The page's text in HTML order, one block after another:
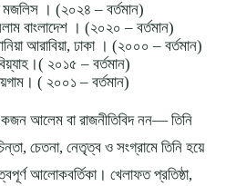
মজলিস । (২০২৪ – বর্তমান)
বাংলাদেশ । (২০২০ – বর্তমান)
আরাবিয়া, ঢাকা । (২০০০ – বর্তমান)
২০১৫ – বর্তমান)
( ২০০১ – বর্তমান)
আলেম বা রাজনীতিবিদ নন— তিনি
চেতনা, নেতৃত্ব ও সংগ্রামে তিনি হয়ে
আলোকবর্তিকা। খেলাফত প্রতিষ্ঠা,